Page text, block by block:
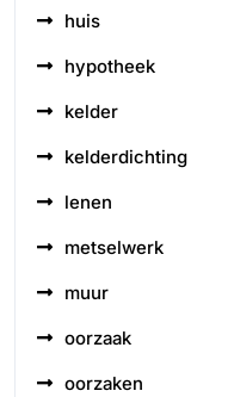
huis
hypotheek
kelder
kelderdichting
lenen
metselwerk
muur
oorzaak
oorzaken